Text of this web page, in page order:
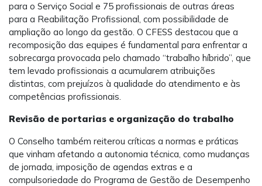
para o Serviço Social e 75 profissionais de outras áreas
para a Reabilitação Profissional, com possibilidade de
ampliação ao longo da gestão. O CFESS destacou que a
recomposição das equipes é fundamental para enfrentar a
sobrecarga provocada pelo chamado “trabalho híbrido”, que
tem levado profissionais a acumularem atribuições
distintas, com prejuízos à qualidade do atendimento e às
competências profissionais.
Revisão de portarias e organização do trabalho
O Conselho também reiterou críticas a normas e práticas
que vinham afetando a autonomia técnica, como mudanças
de jornada, imposição de agendas extras e a
compulsoriedade do Programa de Gestão de Desempenho